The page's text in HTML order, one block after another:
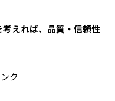
えれば、品質・信頼性
ク